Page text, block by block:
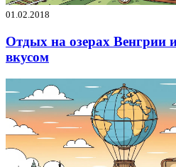
01.02.2018
Отдых на озерах Венгрии
вкусом